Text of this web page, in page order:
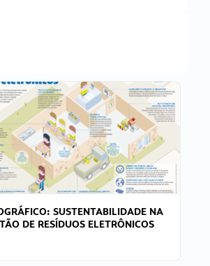
SUSTENTABILIDADE NA
DE RESÍDUOS ELETRÔNICOS